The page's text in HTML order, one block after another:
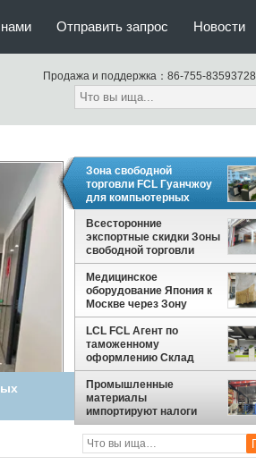
Отправить запрос Новости
Продажа и поддержка： 86-755-83593728
Зона свободной
торговли FCL Гуанчжоу
для компьютерных
аксессуаров России
различных
Всесторонние
экспортные скидки Зоны
свободной торговли
Гуанчжоу Nansha
отсутствие хранения
времени ограниченного
Медицинское
оборудование Япония к
Москве через Зону
свободной торговли
Гуанчжоу с LCL FCL
LCL FCL Агент по
таможенному
оформлению Склад
цепочки поставок
импорта и экспорта
Промышленные
материалы
импортируют налоги
Зоны свободной
торговли Гуанчжоу
свободные